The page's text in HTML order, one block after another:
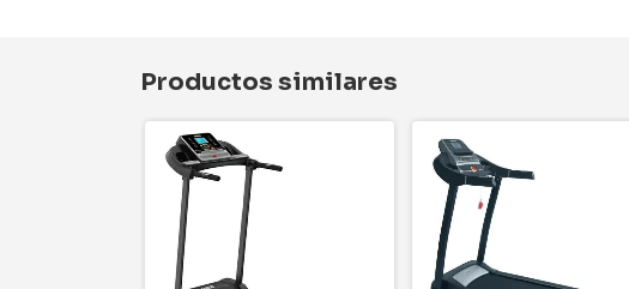
Productos similares